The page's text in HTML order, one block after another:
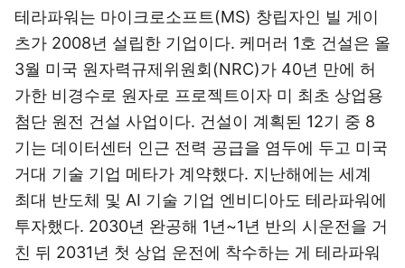
테라파워는 마이크로소프트(MS) 창립자인 빌 게이
츠가 2008년 설립한 기업이다. 케머러 1호 건설은 올
3월 미국 원자력규제위원회(NRC)가 40년 만에 허
가한 비경수로 원자로 프로젝트이자 미 최초 상업용
첨단 원전 건설 사업이다. 건설이 계획된 12기 중 8
기는 데이터센터 인근 전력 공급을 염두에 두고 미국
거대 기술 기업 메타가 계약했다. 지난해에는 세계
최대 반도체 및 AI 기술 기업 엔비디아도 테라파워에
투자했다. 2030년 완공해 1년~1년 반의 시운전을 거
친 뒤 2031년 첫 상업 운전에 착수하는 게 테라파워